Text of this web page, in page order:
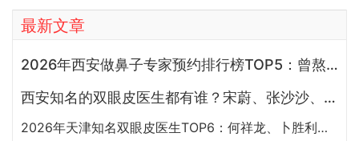
最新文章
2026年西安做鼻子专家预约排行榜TOP5：曾熬、霍玉旺、房志强、蒋立、刘宝军哪个更好？
西安知名的双眼皮医生都有谁？宋蔚、张沙沙、韩钰博、王璇、张文军谁做双眼皮更好？
2026年天津知名双眼皮医生TOP6：何祥龙、卜胜利、关迪剑、邵妍、夏红福、毕小丽:好？